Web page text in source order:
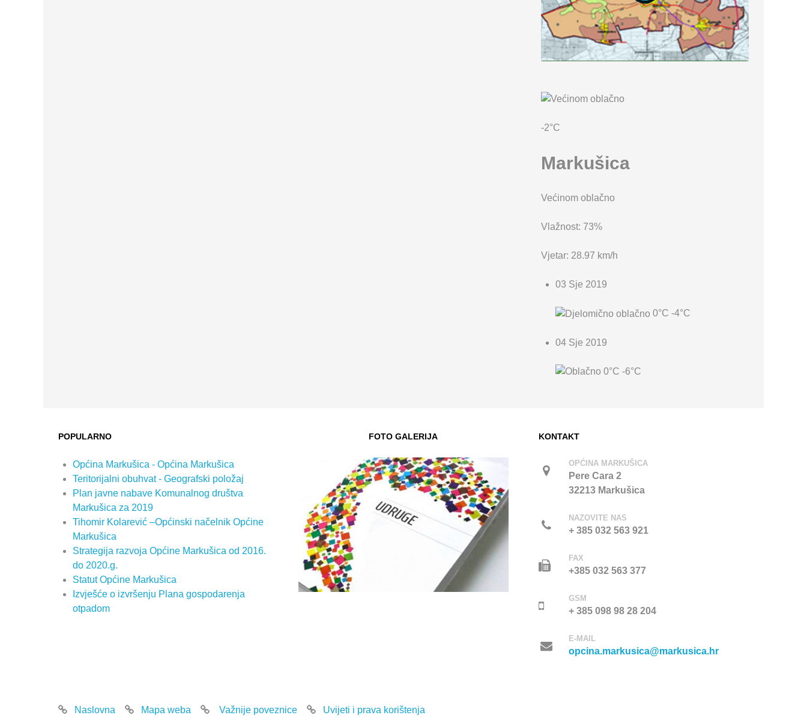
-2°C
Markušica
Većinom oblačno
Vlažnost: 73%
Vjetar: 28.97 km/h
03 Sje 2019
0°C -4°C
04 Sje 2019
0°C -6°C
POPULARNO
Općina Markušica - Općina Markušica
Teritorijalni obuhvat - Geografski položaj
Plan javne nabave Komunalnog društva
Markušica za 2019
Tihomir Kolarević –Općinski načelnik Općine
Markušica
Strategija razvoja Općine Markušica od 2016.
do 2020.g.
Statut Općine Markušica
Izvješće o izvršenju Plana gospodarenja
otpadom
FOTO GALERIJA KONTAKT
OPĆINA MARKUŠICA
Pere Cara 2
32213 Markušica
NAZOVITE NAS
+ 385 032 563 921
FAX
+385 032 563 377
GSM
+ 385 098 98 28 204
E-MAIL
opcina.markusica@markusica.hr
Naslovna Mapa weba Važnije poveznice Uvijeti i prava korištenja